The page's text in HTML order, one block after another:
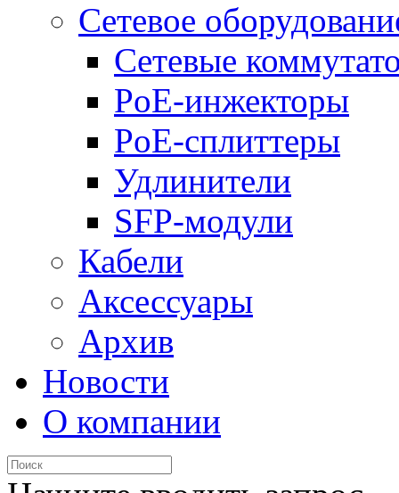
Сетевое
Сетевые
PoE-инжекторы
PoE-сплиттеры
Удлинители
SFP-модули
Кабели
Аксессуары
Архив
Новости
О компании